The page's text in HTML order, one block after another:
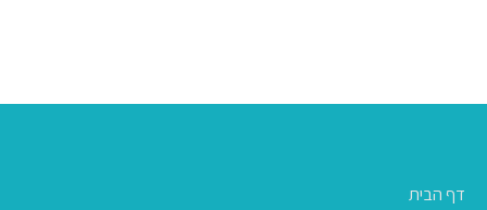
דף הבית